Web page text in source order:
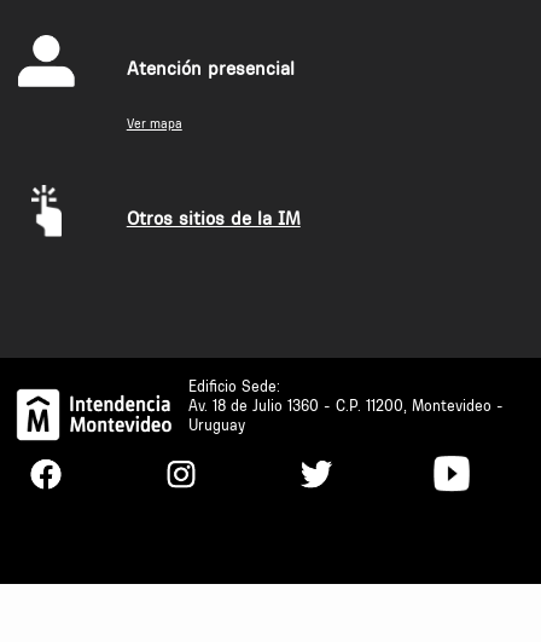
Atención presencial
Ver mapa
Otros sitios de la IM
Edificio Sede:
Av. 18 de Julio 1360 - C.P. 11200, Montevideo -
Uruguay